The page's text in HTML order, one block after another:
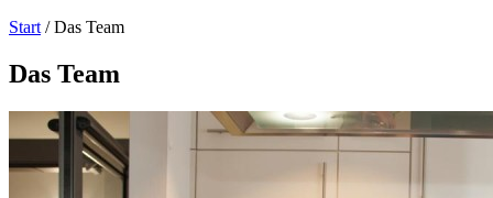
Start /Das Team
Das Team